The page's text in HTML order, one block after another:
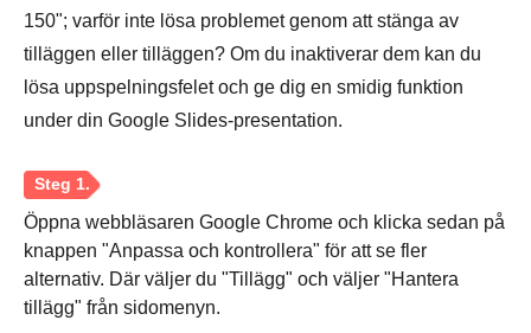
Steg 1.
150"; varför inte lösa problemet genom att stänga av
tilläggen eller tilläggen? Om du inaktiverar dem kan du
lösa uppspelningsfelet och ge dig en smidig funktion
under din Google Slides-presentation.
Öppna webbläsaren Google Chrome och klicka sedan på
knappen "Anpassa och kontrollera" för att se fler
alternativ. Där väljer du "Tillägg" och väljer "Hantera
tillägg" från sidomenyn.